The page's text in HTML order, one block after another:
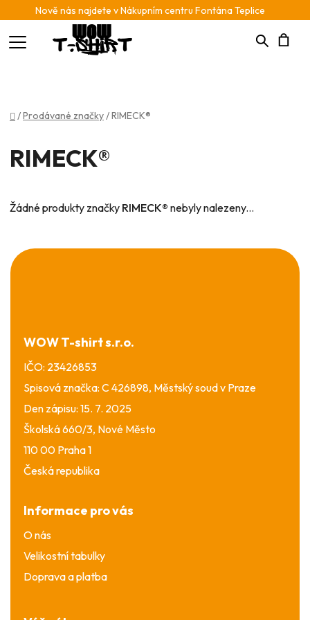
Nově nás najdete v Nákupním centru Fontána Teplice
Hledat
Domů
/Prodávané značky/RIMECK®
RIMECK®
Žádné produkty značky RIMECK® nebyly nalezeny...
Z
á
WOW T-shirt s.r.o.
IČO: 23426853
Spisová značka: C 426898, Městský soud v Praze
Den zápisu: 15. 7. 2025
Školská 660/3, Nové Město
110 00 Praha 1
Česká republika
Informace pro vás
O nás
Velikostní tabulky
Doprava a platba